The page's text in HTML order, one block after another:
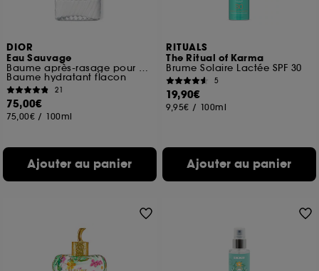
DIOR
Eau Sauvage
Baume après-rasage pour homme
Baume hydratant flacon
21
75,00€
75,00€ / 100ml
Ajouter au panier
RITUALS
The Ritual of Karma
Brume Solaire Lactée SPF 30
5
19,90€
9,95€ / 100ml
Ajouter au panier